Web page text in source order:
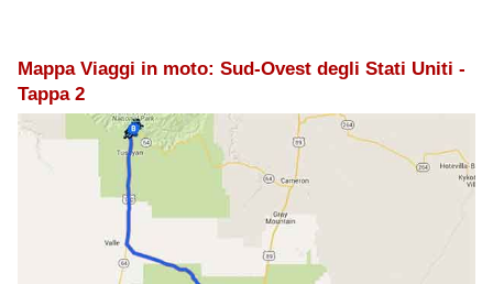
Mappa Viaggi in moto: Sud-Ovest degli Stati Uniti -
Tappa 2